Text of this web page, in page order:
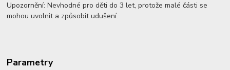
Upozornění: Nevhodné pro děti do 3 let, protože malé části se
mohou uvolnit a způsobit udušení.
Parametry